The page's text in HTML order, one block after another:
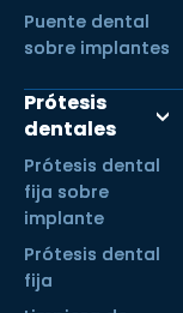
Puente dental
sobre implantes
Prótesis
dentales
Prótesis dental
fija sobre
implante
Prótesis dental
fija